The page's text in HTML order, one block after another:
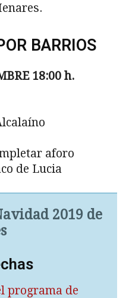
BARRIOS
18:00 h.
aforo
de Lucia
2019 de
programa de